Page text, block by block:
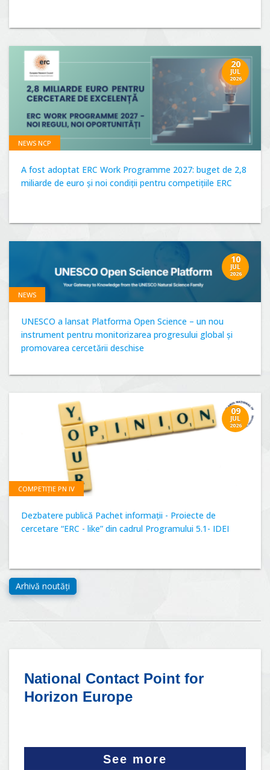
20
JUL
2026
NEWS NCP
A fost adoptat ERC Work Programme 2027: buget de 2,8
miliarde de euro și noi condiții pentru competițiile ERC
10
JUL
2026
NEWS
UNESCO a lansat Platforma Open Science – un nou
instrument pentru monitorizarea progresului global și
promovarea cercetării deschise
09
JUL
2026
COMPETIȚIE PN IV
Dezbatere publică Pachet informații - Proiecte de
cercetare “ERC - like” din cadrul Programului 5.1- IDEI
National Contact Point for
Horizon Europe
See more